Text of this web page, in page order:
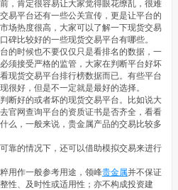
，肯定很容易让大家觉得眼花缭乱，很难
易平台还有一些公关宣传，更是让平台的
场热度很高，大家可以了解一下现货交易
碑比较好的一些现货交易平台有哪些。
的时候也不要仅仅只是看排名的数据，一
须接受严格的监管，大家在判断平台好坏
现货交易平台排行榜数据而已。有些平台
很好，但是不一定就是最好的选择。
断好的或者坏的现货交易平台。比如说大
官网查询平台的资质证书是否齐全，看看
么，一般来说，贵金属产品的交易比较多
靠的情况下，还可以借助模拟交易来进行
用作一般参考用途，领峰贵金属并不保证
性、及时性或适用性；亦不构成投资建